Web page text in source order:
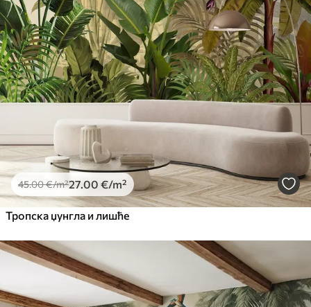
Premium
56.6734.00€ /m²
Premium Vinil
Peel and Stick
81 .67 49.00€/m²
45.00€/m²27 .00 €/m²
Тропска џунгла и лишће